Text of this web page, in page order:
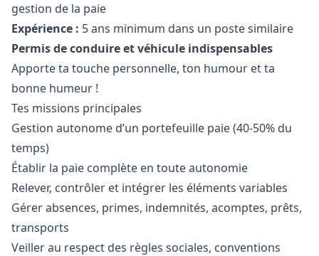
gestion de la paie
Expérience : 5 ans minimum dans un poste similaire
Permis de conduire et véhicule indispensables
Apporte ta touche personnelle, ton humour et ta
bonne humeur !
Tes missions principales
Gestion autonome d’un portefeuille paie (40-50% du
temps)
Établir la paie complète en toute autonomie
Relever, contrôler et intégrer les éléments variables
Gérer absences, primes, indemnités, acomptes, prêts,
transports
Veiller au respect des règles sociales, conventions